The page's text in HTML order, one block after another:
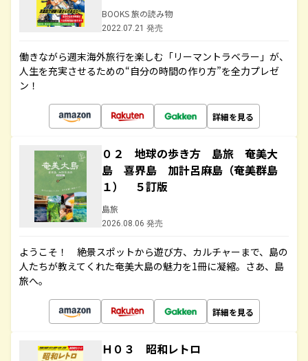
BOOKS 旅の読み物
2022.07.21 発売
働きながら週末海外旅行を楽しむ「リーマントラベラー」が、
人生を充実させるための“自分の時間の作り方”を全力プレゼ
ン！
詳細を見る
０２ 地球の歩き方 島旅 奄美大
島 喜界島 加計呂麻島（奄美群島
１） ５訂版
島旅
2026.08.06 発売
ようこそ！ 絶景スポットから遊び方、カルチャーまで、島の
人たちが教えてくれた奄美大島の魅力を1冊に凝縮。さあ、島
旅へ。
詳細を見る
Ｈ０３ 昭和レトロ